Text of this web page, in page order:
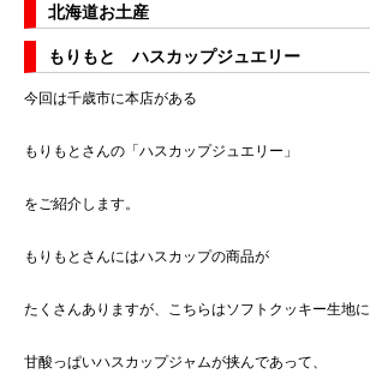
北海道お土産
もりもと ハスカップジュエリー
今回は千歳市に本店がある
もりもとさんの「ハスカップジュエリー」
をご紹介します。
もりもとさんにはハスカップの商品が
たくさんありますが、こちらはソフトクッキー生地に
甘酸っぱいハスカップジャムが挟んであって、